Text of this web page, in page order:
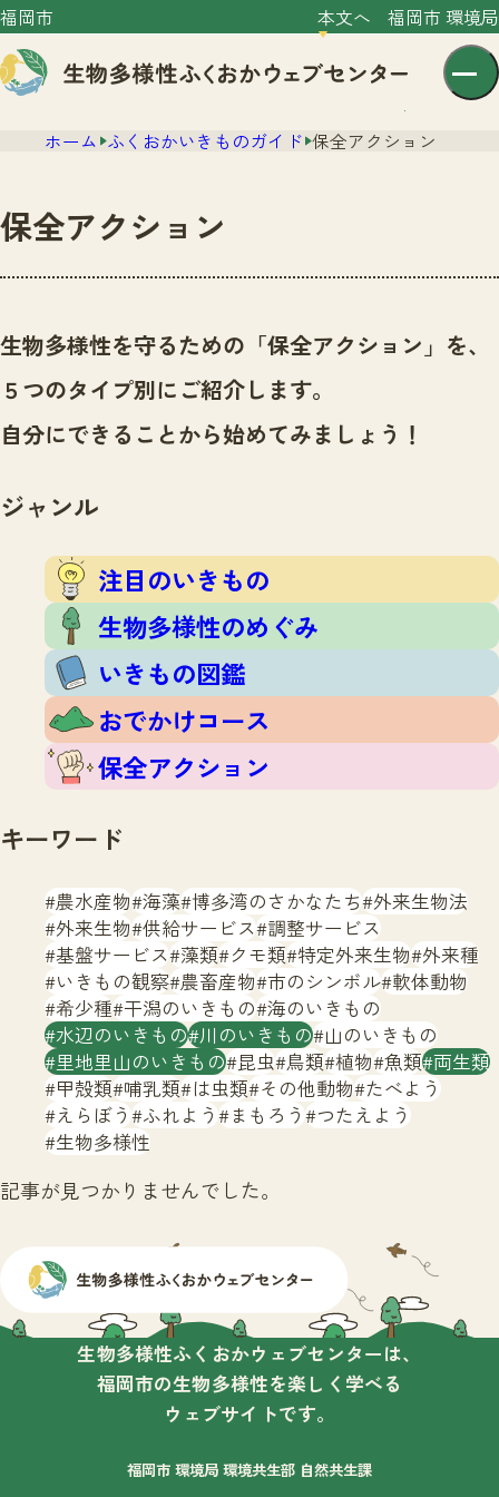
福岡市 本文へ 福岡市 環境局
文字サイズ 小 中 大
センター紹介
センター紹介TOP
サイトポリシー
ニュース
ニュースTOP
市の取組み
いきものガイド
注目のいきもの
いきもの図鑑
おでかけコース
保全アクション
調査レポート
調査レポートTOP
調査結果
ふくおかいきものマップ
マッチング
マッチングTOP
掲載申し込みフォーム
お問合せ
生物多様性ふくおかウェブセンターとは
サイトマップ
ホーム ふくおかいきものガイド 保全アクション
保全アクション
生物多様性を守るための「保全アクション」を、
５つのタイプ別にご紹介します。
自分にできることから始めてみましょう！
ジャンル
注目のいきもの
生物多様性のめぐみ
いきもの図鑑
おでかけコース
保全アクション
キーワード
農水産物 海藻 博多湾のさかなたち 外来生物法
外来生物 供給サービス 調整サービス
基盤サービス 藻類 クモ類 特定外来生物 外来種
いきもの観察 農畜産物 市のシンボル 軟体動物
希少種 干潟のいきもの 海のいきもの
水辺のいきもの 川のいきもの 山のいきもの
里地里山のいきもの 昆虫 鳥類 植物 魚類 両生類
甲殻類 哺乳類 は虫類 その他動物 たべよう
えらぼう ふれよう まもろう つたえよう
生物多様性
記事が見つかりませんでした。
生物多様性ふくおかウェブセンターは、
福岡市の生物多様性を楽しく学べる
ウェブサイトです。
福岡市 環境局 環境共生部 自然共生課